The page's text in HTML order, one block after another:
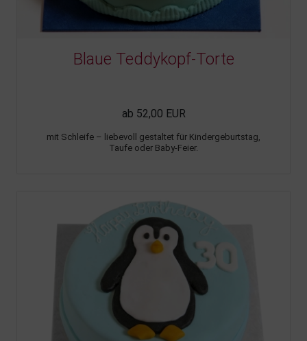
Blaue Teddykopf-Torte
ab 52,00 EUR
mit Schleife – liebevoll gestaltet für Kindergeburtstag,
Taufe oder Baby-Feier.